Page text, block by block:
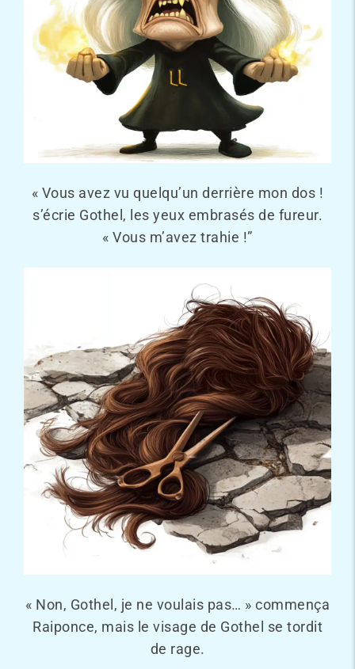
« Vous avez vu quelqu’un derrière mon dos !
s’écrie Gothel, les yeux embrasés de fureur.
« Vous m’avez trahie !”
« Non, Gothel, je ne voulais pas… » commença
Raiponce, mais le visage de Gothel se tordit
de rage.